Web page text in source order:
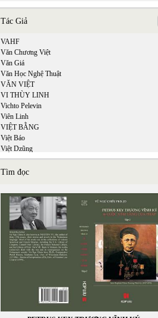
Tác Giả
VAHF
Văn Chương Việt
Văn Giá
Văn Học Nghệ Thuật
VĂN VIỆT
VI THÙY LINH
Vichto Pelevin
Viên Linh
VIỆT BẰNG
Việt Báo
Việt Dzũng
Việt Khang
VIỆT MINH
Việt Phương
VIỆT TRÚC
VIETNAM FILM CLUB
VIETNAM FILM CLUB, CHU LYNH, THỤY
VIETNAM.NET
VĨNH HẢO
VĨNH THÔNG
Tìm đọc